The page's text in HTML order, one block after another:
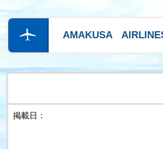
AMAKUSA
掲載日：